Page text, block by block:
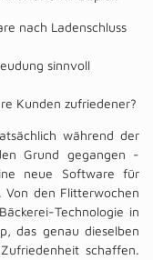
nach Ladenschluss
sinnvoll
Kunden zufriedener?
während der
Grund gegangen -
neue Software für
den Flitterwochen
Technologie in
das genau dieselben
schaffen.